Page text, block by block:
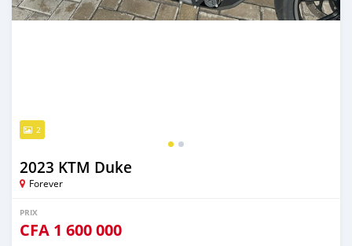
2
2023 KTM Duke
Forever
PRIX
CFA 1 600 000